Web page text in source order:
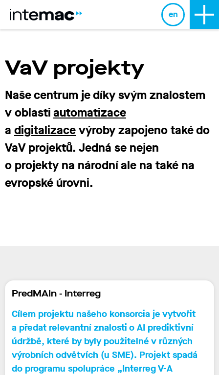
en
VaV projekty
Naše centrum je díky svým znalostem
voblastiautomatizace
a digitalizacevýroby zapojeno také do
VaV projektů. Jedná se nejen
o projekty na národní ale na také na
evropské úrovni.
PredMAIn - Interreg
Cílem projektu našeho konsorcia je vytvořit
a předat relevantní znalosti o AI prediktivní
údržbě, které by byly použitelné v různých
výrobních odvětvích (u SME). Projekt spadá
do programu spolupráce „Interreg V-A